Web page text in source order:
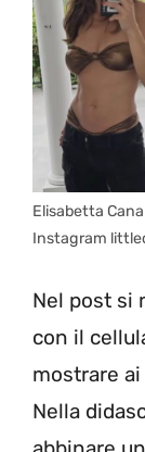
Elisabetta
Instagram
Nel post si
con il
mostrare
Nella